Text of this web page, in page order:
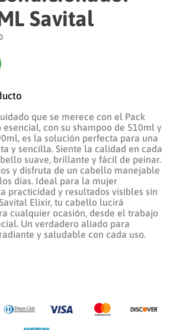
Savital
que se merece con el Pack
esencial, con su shampoo de 510ml y
es la solución perfecta para una
y sencilla. Siente la calidad en cada
suave, brillante y fácil de peinar.
y disfruta de un cabello manejable
días. Ideal para la mujer
practicidad y resultados visibles sin
Elixir, tu cabello lucirá
cualquier ocasión, desde el trabajo
Un verdadero aliado para
y saludable con cada uso.